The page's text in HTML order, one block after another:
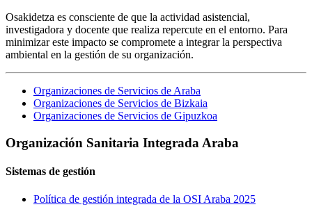
Osakidetza es consciente de que la actividad asistencial,
investigadora y docente que realiza repercute en el entorno. Para
minimizar este impacto se compromete a integrar la perspectiva
ambiental en la gestión de su organización.
Organizaciones de Servicios de Araba
Organizaciones de Servicios de Bizkaia
Organizaciones de Servicios de Gipuzkoa
Organización Sanitaria Integrada Araba
Sistemas de gestión
Política de gestión integrada de la OSI Araba 2025